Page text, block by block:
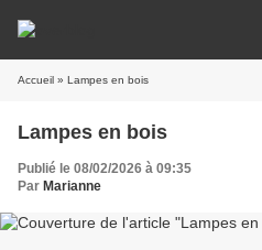
Accueil » Lampes en bois
Lampes en bois
Publié le 08/02/2026 à 09:35
Par Marianne